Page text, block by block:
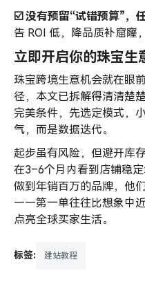
☑️ 没有预留“试错预算”，
告 ROI 低，降品质补窟窿
立即开启你的珠宝生
珠宝跨境生意机会就在眼
径，本文已拆解得清清楚
完美条件，先选定模式，
气，而是数据迭代。
起步虽有风险，但避开库
在3–6个月内看到店铺稳
做到年销百万的品牌，他
——第一单往往比想象中
点亮全球买家生活。
标签: 建站教程